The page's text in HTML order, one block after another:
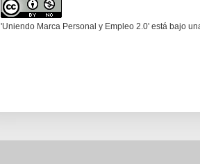
'Uniendo Marca Personal y Empleo 2.0' está bajo